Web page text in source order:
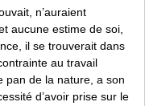
n’auraient
aucune estime de soi,
il se trouverait dans
au travail
pan de la nature, a son
d’avoir prise sur le